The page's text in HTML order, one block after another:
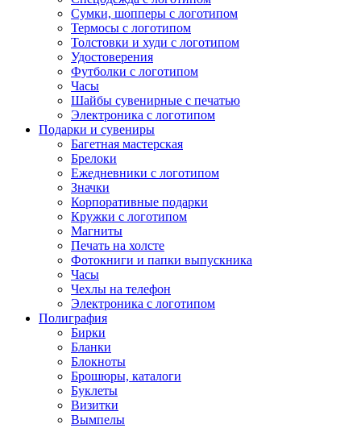
Сумки, шопперы с логотипом
Термосы с логотипом
Толстовки и худи с логотипом
Удостоверения
Футболки с логотипом
Часы
Шайбы сувенирные с печатью
Электроника с логотипом
Подарки и сувениры
Багетная мастерская
Брелоки
Ежедневники с логотипом
Значки
Корпоративные подарки
Кружки с логотипом
Магниты
Печать на холсте
Фотокниги и папки выпускника
Часы
Чехлы на телефон
Электроника с логотипом
Полиграфия
Бирки
Бланки
Блокноты
Брошюры, каталоги
Буклеты
Визитки
Вымпелы